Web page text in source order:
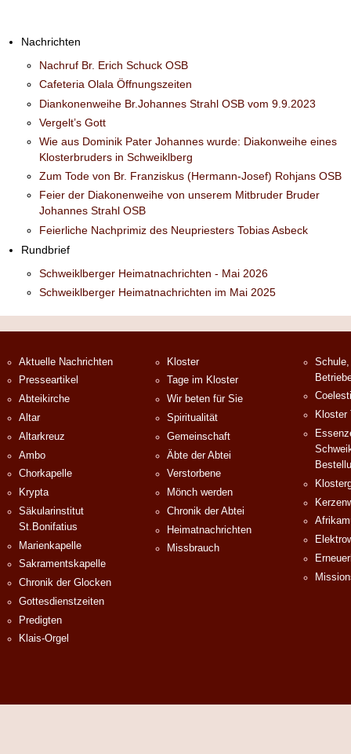
Nachrichten
Nachruf Br. Erich Schuck OSB
Cafeteria Olala Öffnungszeiten
Diankonenweihe Br.Johannes Strahl OSB vom 9.9.2023
Vergelt’s Gott
Wie aus Dominik Pater Johannes wurde: Diakonweihe eines
Klosterbruders in Schweiklberg
Zum Tode von Br. Franziskus (Hermann-Josef) Rohjans OSB
Feier der Diakonenweihe von unserem Mitbruder Bruder
Johannes Strahl OSB
Feierliche Nachprimiz des Neupriesters Tobias Asbeck
Rundbrief
Schweiklberger Heimatnachrichten - Mai 2026
Schweiklberger Heimatnachrichten im Mai 2025
Aktuelle Nachrichten
Presseartikel
Abteikirche
Altar
Altarkreuz
Ambo
Chorkapelle
Krypta
Säkularinstitut
St.Bonifatius
Marienkapelle
Sakramentskapelle
Chronik der Glocken
Gottesdienstzeiten
Predigten
Klais-Orgel
Kloster
Tage im Kloster
Wir beten für Sie
Spiritualität
Gemeinschaft
Äbte der Abtei
Verstorbene
Mönch werden
Chronik der Abtei
Heimatnachrichten
Missbrauch
Kloster